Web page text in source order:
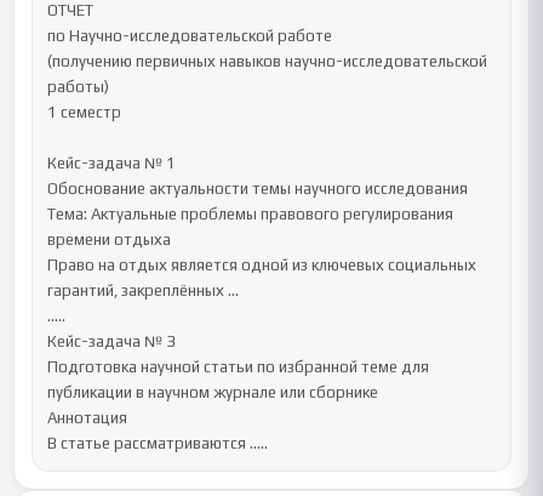
ОТЧЕТ
по Научно-исследовательской работе
(получению первичных навыков научно-исследовательской
работы)
1 семестр
Кейс-задача № 1
Обоснование актуальности темы научного исследования
Тема: Актуальные проблемы правового регулирования
времени отдыха
Право на отдых является одной из ключевых социальных
гарантий, закреплённых ...
.....
Кейс-задача № 3
Подготовка научной статьи по избранной теме для
публикации в научном журнале или сборнике
Аннотация
В статье рассматриваются .....